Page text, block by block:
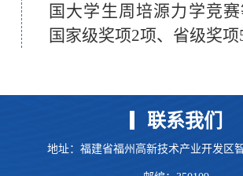
国大学生周培源力学竞
国家级奖项2项、省级奖项
metamaterial with lantern-
aspects and potential for
https://doi.org/10.1016/
17221
( TOP Journal, Q1,
Engineering 学术委员会
席
IF:5.7), Advanced
Advanced Materials
联系我们
地址：福建省福州高新技术产业开发区